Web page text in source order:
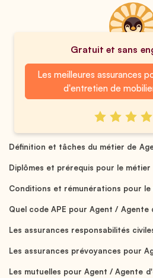
Gratuit et sans
Les meilleures assurances
d'entretien de
Définition et tâches du métier de
Diplômes et prérequis pour le
Conditions et rémunérations pour
Quel code APE pour Agent / Agente
Les assurances responsabilités
Les assurances prévoyances pour
Les mutuelles pour Agent / Agente